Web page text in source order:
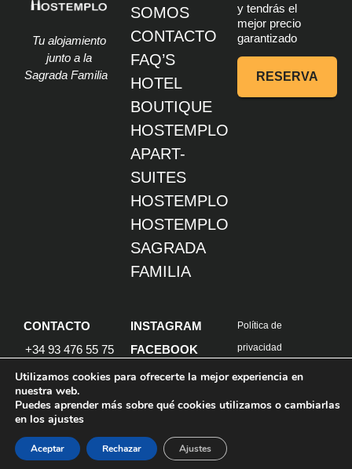
Tu alojamiento
junto a la
Sagrada Familia
SOMOS
CONTACTO
FAQ’S
HOTEL
BOUTIQUE
HOSTEMPLO
APART-
SUITES
HOSTEMPLO
HOSTEMPLO
SAGRADA
FAMILIA
y tendrás el
mejor precio
garantizado
RESERVA
CONTACTO
+34 93 476 55 75
Info@hostemplo.com
Passatge Gaiolà,
19, 08013
Barcelona,
España
INSTAGRAM
FACEBOOK
Política de
privacidad
Utilizamos cookies para ofrecerte la mejor experiencia en
nuestra web.
Puedes aprender más sobre qué cookies utilizamos o cambiarlas
en los ajustes
Aceptar Rechazar Ajustes
1